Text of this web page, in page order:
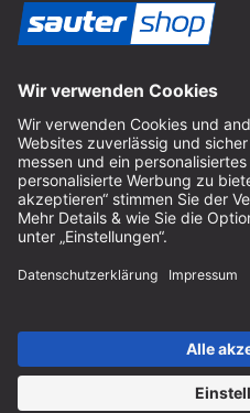
Impressum
AGB
Datenschutz
Cookie-Einstellungen
© 2026 sauter GmbH
* kostenloser Versand ab 150
Deutschlands für die Standard-
Sperrgut und Fracht
In Abh. des Lieferlandes kann die